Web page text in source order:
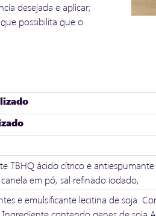
desejada e aplicar;
possibilita que o
TBHQ ácido cítrico e
em pó, sal refinado iodado,
e emulsificante lecitina de soja.